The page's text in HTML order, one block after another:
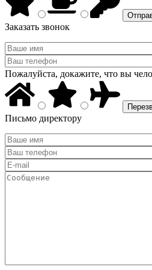
Заказать звонок
Пожалуйста, докажите, что вы
Письмо директору